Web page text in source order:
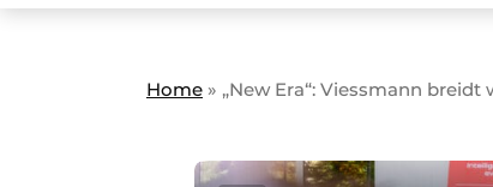
Bedrijven
Evenement aanmelden
Meest gelezen
Home » „New Era“: Viessmann